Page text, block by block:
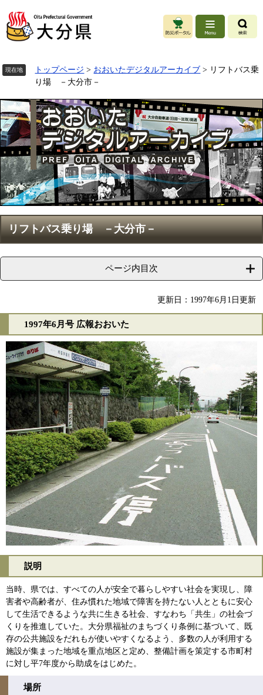
ジ
頭
。
現在地 トップページ > おおいたデジタルアーカイブ > リフトバス乗
り場 －大分市－
本
文リフトバス乗り場 －大分市－
ページ内目次
更新日：1997年6月1日更新
1997年6月号 広報おおいた
説明
当時、県では、すべての人が安全で暮らしやすい社会を実現し、障
害者や高齢者が、住み慣れた地域で障害を持たない人とともに安心
して生活できるような共に生きる社会、すなわち「共生」の社会づ
くりを推進していた。大分県福祉のまちづくり条例に基づいて、既
存の公共施設をだれもが使いやすくなるよう、多数の人が利用する
施設が集まった地域を重点地区と定め、整備計画を策定する市町村
に対し平7年度から助成をはじめた。
場所